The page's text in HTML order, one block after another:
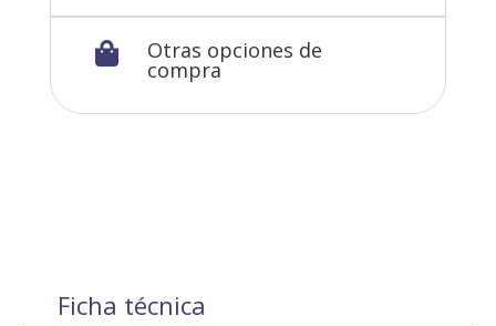
 Otras opciones de
compra
Ficha técnica